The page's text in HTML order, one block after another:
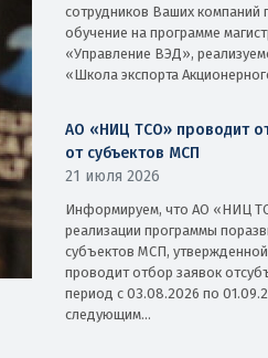
сотрудников Ваших компаний
обучение на программе
«Управление ВЭД»,
«Школа экспорта
АО «НИЦ ТСО» проводит
от субъектов МСП
21 июля 2026
Информируем, что АО «НИЦ
реализации программы
субъектов МСП, утвержденной
проводит отбор заявок
период с 03.08.2026 по
следующим...